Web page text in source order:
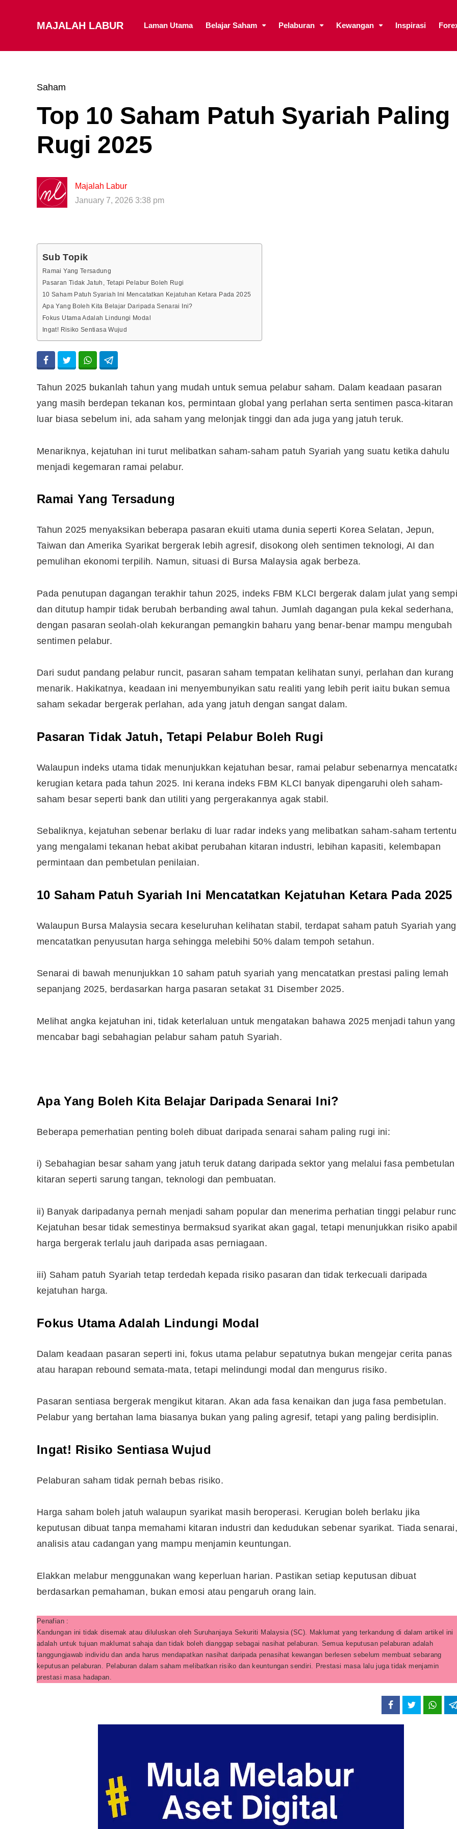
MAJALAH LABUR Laman Utama Belajar Saham Pelaburan Kewangan Inspirasi
Saham
Top 10 Saham Patuh Syariah Paling
Rugi 2025
Majalah Labur
January 7, 2026 3:38 pm
Sub Topik
Ramai Yang Tersadung
Pasaran Tidak Jatuh, Tetapi Pelabur Boleh Rugi
10 Saham Patuh Syariah Ini Mencatatkan Kejatuhan Ketara Pada 2025
Apa Yang Boleh Kita Belajar Daripada Senarai Ini?
Fokus Utama Adalah Lindungi Modal
Ingat! Risiko Sentiasa Wujud
Tahun 2025 bukanlah tahun yang mudah untuk semua pelabur saham. Dalam keadaan pasaran
yang masih berdepan tekanan kos, permintaan global yang perlahan serta sentimen pasca-kitaran
luar biasa sebelum ini, ada saham yang melonjak tinggi dan ada juga yang jatuh teruk.
Menariknya, kejatuhan ini turut melibatkan saham-saham patuh Syariah yang suatu ketika dahulu
menjadi kegemaran ramai pelabur.
Ramai Yang Tersadung
Tahun 2025 menyaksikan beberapa pasaran ekuiti utama dunia seperti Korea Selatan, Jepun,
Taiwan dan Amerika Syarikat bergerak lebih agresif, disokong oleh sentimen teknologi, AI dan
pemulihan ekonomi terpilih. Namun, situasi di Bursa Malaysia agak berbeza.
Pada penutupan dagangan terakhir tahun 2025, indeks FBM KLCI bergerak dalam julat yang
dan ditutup hampir tidak berubah berbanding awal tahun. Jumlah dagangan pula kekal sederhana,
dengan pasaran seolah-olah kekurangan pemangkin baharu yang benar-benar mampu mengubah
sentimen pelabur.
Dari sudut pandang pelabur runcit, pasaran saham tempatan kelihatan sunyi, perlahan dan kurang
menarik. Hakikatnya, keadaan ini menyembunyikan satu realiti yang lebih perit iaitu bukan semua
saham sekadar bergerak perlahan, ada yang jatuh dengan sangat dalam.
Pasaran Tidak Jatuh, Tetapi Pelabur Boleh Rugi
Walaupun indeks utama tidak menunjukkan kejatuhan besar, ramai pelabur sebenarnya
kerugian ketara pada tahun 2025. Ini kerana indeks FBM KLCI banyak dipengaruhi oleh saham-
saham besar seperti bank dan utiliti yang pergerakannya agak stabil.
Sebaliknya, kejatuhan sebenar berlaku di luar radar indeks yang melibatkan saham-saham tertentu
yang mengalami tekanan hebat akibat perubahan kitaran industri, lebihan kapasiti, kelembapan
permintaan dan pembetulan penilaian.
10 Saham Patuh Syariah Ini Mencatatkan Kejatuhan Ketara Pada 2025
Walaupun Bursa Malaysia secara keseluruhan kelihatan stabil, terdapat saham patuh Syariah yang
mencatatkan penyusutan harga sehingga melebihi 50% dalam tempoh setahun.
Senarai di bawah menunjukkan 10 saham patuh syariah yang mencatatkan prestasi paling lemah
sepanjang 2025, berdasarkan harga pasaran setakat 31 Disember 2025.
Melihat angka kejatuhan ini, tidak keterlaluan untuk mengatakan bahawa 2025 menjadi tahun yang
mencabar bagi sebahagian pelabur saham patuh Syariah.
Apa Yang Boleh Kita Belajar Daripada Senarai Ini?
Beberapa pemerhatian penting boleh dibuat daripada senarai saham paling rugi ini:
i) Sebahagian besar saham yang jatuh teruk datang daripada sektor yang melalui fasa pembetulan
kitaran seperti sarung tangan, teknologi dan pembuatan.
ii) Banyak daripadanya pernah menjadi saham popular dan menerima perhatian tinggi pelabur
Kejatuhan besar tidak semestinya bermaksud syarikat akan gagal, tetapi menunjukkan risiko
harga bergerak terlalu jauh daripada asas perniagaan.
iii) Saham patuh Syariah tetap terdedah kepada risiko pasaran dan tidak terkecuali daripada
kejatuhan harga.
Fokus Utama Adalah Lindungi Modal
Dalam keadaan pasaran seperti ini, fokus utama pelabur sepatutnya bukan mengejar cerita panas
atau harapan rebound semata-mata, tetapi melindungi modal dan mengurus risiko.
Pasaran sentiasa bergerak mengikut kitaran. Akan ada fasa kenaikan dan juga fasa pembetulan.
Pelabur yang bertahan lama biasanya bukan yang paling agresif, tetapi yang paling berdisiplin.
Ingat! Risiko Sentiasa Wujud
Pelaburan saham tidak pernah bebas risiko.
Harga saham boleh jatuh walaupun syarikat masih beroperasi. Kerugian boleh berlaku jika
keputusan dibuat tanpa memahami kitaran industri dan kedudukan sebenar syarikat. Tiada
analisis atau cadangan yang mampu menjamin keuntungan.
Elakkan melabur menggunakan wang keperluan harian. Pastikan setiap keputusan dibuat
berdasarkan pemahaman, bukan emosi atau pengaruh orang lain.
Penafian :
Kandungan ini tidak disemak atau diluluskan oleh Suruhanjaya Sekuriti Malaysia (SC). Maklumat yang terkandung di dalam artikel ini
adalah untuk tujuan maklumat sahaja dan tidak boleh dianggap sebagai nasihat pelaburan. Semua keputusan pelaburan adalah
tanggungjawab individu dan anda harus mendapatkan nasihat daripada penasihat kewangan berlesen sebelum membuat sebarang
keputusan pelaburan. Pelaburan dalam saham melibatkan risiko dan keuntungan sendiri. Prestasi masa lalu juga tidak menjamin
prestasi masa hadapan.
Saham di Bursa Malaysia
10 Aplikasi Perlu Ada Dalam